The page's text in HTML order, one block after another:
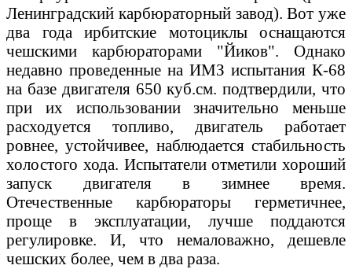
Ленинградский карбюраторный завод). Вот уже
два года ирбитские мотоциклы оснащаются
чешскими карбюраторами "Йиков". Однако
недавно проведенные на ИМЗ испытания К-68
на базе двигателя 650 куб.см. подтвердили, что
при их использовании значительно меньше
расходуется топливо, двигатель работает
ровнее, устойчивее, наблюдается стабильность
холостого хода. Испытатели отметили хороший
запуск двигателя в зимнее время.
Отечественные карбюраторы герметичнее,
проще в эксплуатации, лучше поддаются
регулировке. И, что немаловажно, дешевле
чешских более, чем в два раза.